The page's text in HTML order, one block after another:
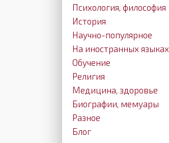
Психология, философия
История
Научно-популярное
На иностранных языках
Обучение
Религия
Медицина, здоровье
Биографии, мемуары
Разное
Блог